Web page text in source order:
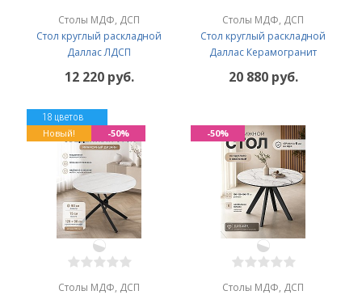
Столы МДФ, ДСП
Стол круглый раскладной
Даллас ЛДСП
12 220 руб.
Столы МДФ, ДСП
Стол круглый раскладной
Даллас Керамогранит
20 880 руб.
Столы МДФ, ДСП
18 цветов
Новый! -50%
Столы МДФ, ДСП
-50%